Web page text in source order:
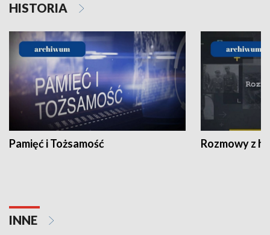
HISTORIA
Pamięć i Tożsamość Rozmowy z
INNE